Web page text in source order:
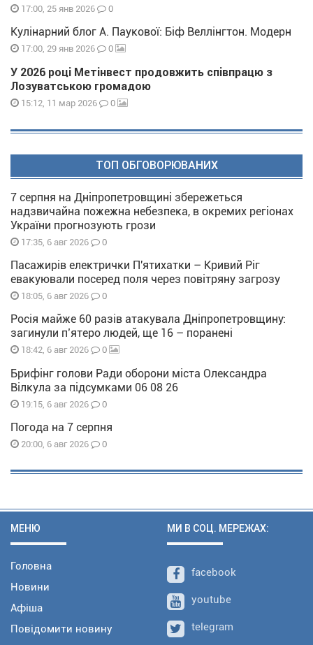
17:00, 25 янв 2026 0
Кулінарний блог А. Паукової: Біф Веллінгтон. Модерн
17:00, 29 янв 2026 0
У 2026 році Метінвест продовжить співпрацю з
Лозуватською громадою
15:12, 11 мар 2026 0
ТОП ОБГОВОРЮВАНИХ
7 серпня на Дніпропетровщині збережеться
надзвичайна пожежна небезпека, в окремих регіонах
України прогнозують грози
17:35, 6 авг 2026 0
Пасажирів електрички П'ятихатки – Кривий Ріг
евакуювали посеред поля через повітряну загрозу
18:05, 6 авг 2026 0
Росія майже 60 разів атакувала Дніпропетровщину:
загинули п’ятеро людей, ще 16 – поранені
18:42, 6 авг 2026 0
Брифінг голови Ради оборони міста Олександра
Вілкула за підсумками 06 08 26
19:15, 6 авг 2026 0
Погода на 7 серпня
20:00, 6 авг 2026 0
МЕНЮ
Головна
Новини
Афіша
Повідомити новину
МИ В СОЦ. МЕРЕЖАХ:
facebook
youtube
telegram